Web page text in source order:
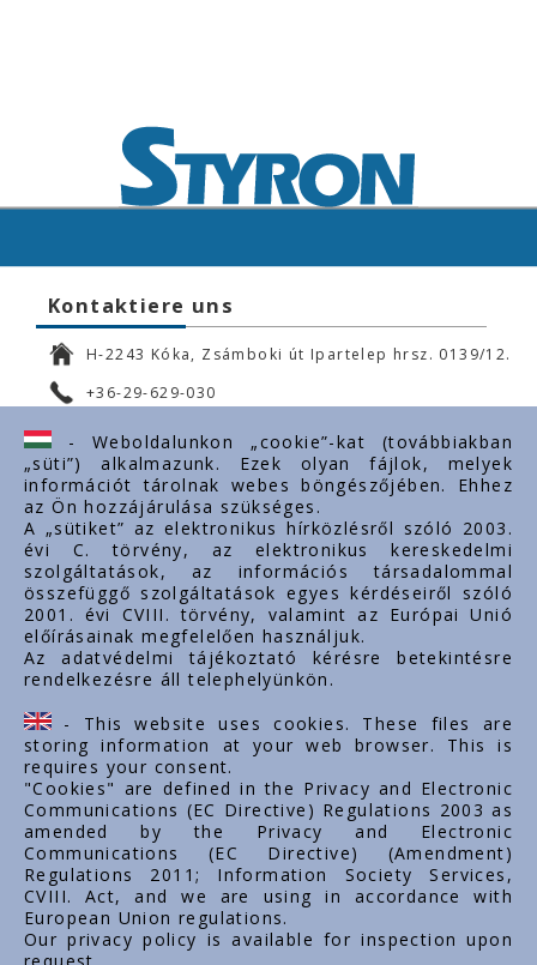
Kontaktiere uns
H-2243 Kóka, Zsámboki út Ipartelep hrsz. 0139/12.
+36-29-629-030
ertekesites@styron.hu
export@styron.hu
www.styron.hu
Important links
Über uns
Dokumente
Kontakt
Karriere
- Weboldalunkon „cookie”-kat (továbbiakban
„süti”) alkalmazunk. Ezek olyan fájlok, melyek
információt tárolnak webes böngészőjében. Ehhez
az Ön hozzájárulása szükséges.
A „sütiket” az elektronikus hírközlésről szóló 2003.
évi C. törvény, az elektronikus kereskedelmi
szolgáltatások, az információs társadalommal
összefüggő szolgáltatások egyes kérdéseiről szóló
2001. évi CVIII. törvény, valamint az Európai Unió
előírásainak megfelelően használjuk.
Az adatvédelmi tájékoztató kérésre betekintésre
rendelkezésre áll telephelyünkön.
- This website uses cookies. These files are
storing information at your web browser. This is
requires your consent.
"Cookies" are defined in the Privacy and Electronic
Communications (EC Directive) Regulations 2003 as
amended by the Privacy and Electronic
Communications (EC Directive) (Amendment)
Regulations 2011; Information Society Services,
CVIII. Act, and we are using in accordance with
European Union regulations.
Our privacy policy is available for inspection upon